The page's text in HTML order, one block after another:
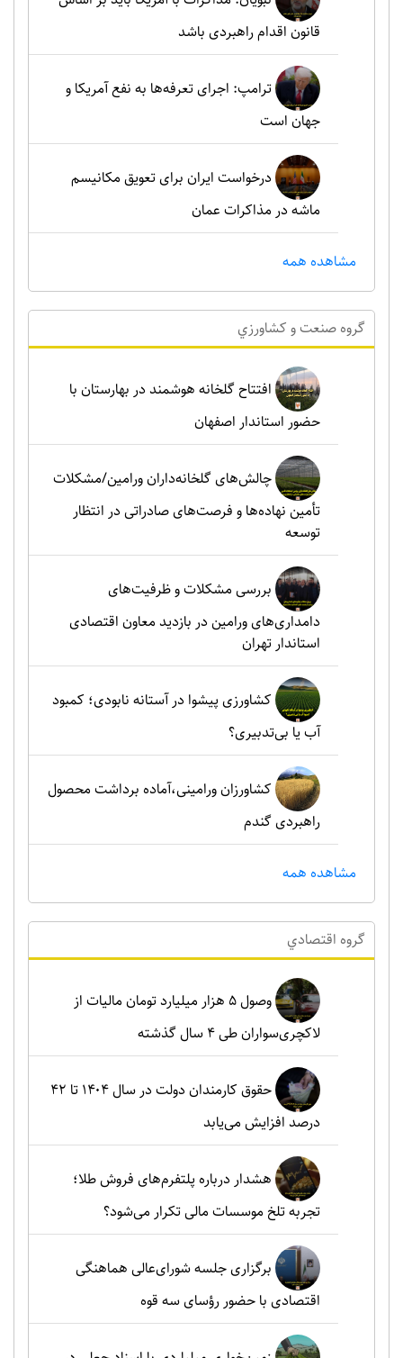
قانون اقدام راهبردی باشد
ترامپ: اجرای تعرفه‌ها به نفع آمریکا و
جهان است
درخواست ایران برای تعویق مکانیسم
ماشه در مذاکرات عمان
مشاهده همه
گروه صنعت و کشاورزي
افتتاح گلخانه هوشمند در بهارستان با
حضور استاندار اصفهان
چالش‌های گلخانه‌داران ورامین/مشکلات
تأمین نهاده‌ها و فرصت‌های صادراتی در انتظار
توسعه
بررسی مشکلات و ظرفیت‌های
دامداری‌های ورامین در بازدید معاون اقتصادی
استاندار تهران
کشاورزی پیشوا در آستانه نابودی؛ کمبود
آب یا بی‌تدبیری؟
کشاورزان ورامینی،آماده برداشت محصول
راهبردی گندم
مشاهده همه
گروه اقتصادي
وصول ۵ هزار میلیارد تومان مالیات از
لاکچری‌سواران طی ۴ سال گذشته
حقوق کارمندان دولت در سال ۱۴۰۴ تا ۴۲
درصد افزایش می‌یابد
هشدار درباره پلتفرم‌های فروش طلا؛
تجربه تلخ موسسات مالی تکرار می‌شود؟
برگزاری جلسه شورای‌عالی هماهنگی
اقتصادی با حضور رؤسای سه قوه